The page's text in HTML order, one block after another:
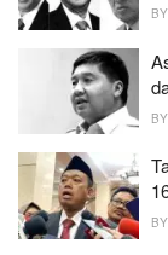
BY
BY
BY